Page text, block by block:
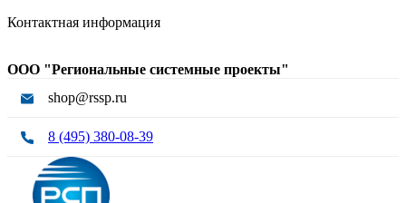
Контактная информация
ООО "Региональные системные проекты"
shop@rssp.ru
8 (495) 380-08-39